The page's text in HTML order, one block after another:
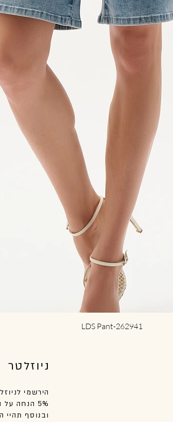
תצוגה מהירה
LDS Pant-262941
ניוזלטר
הירשמי
5% הנחה על הקנייה הראשונה שלך באתר.
ובנוסף תהיי